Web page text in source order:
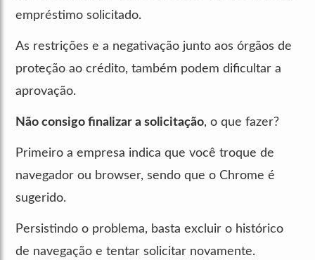
empréstimo solicitado.
As restrições e a negativação junto aos órgãos de
proteção ao crédito, também podem dificultar a
aprovação.
Não consigo finalizar a solicitação, o que fazer?
Primeiro a empresa indica que você troque de
navegador ou browser, sendo que o Chrome é
sugerido.
Persistindo o problema, basta excluir o histórico
de navegação e tentar solicitar novamente.